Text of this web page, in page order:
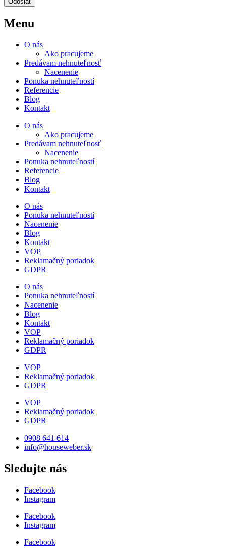
Menu
O nás
Ako pracujeme
Predávam nehnuteľnosť
Nacenenie
Ponuka nehnuteľností
Referencie
Blog
Kontakt
O nás
Ako pracujeme
Predávam nehnuteľnosť
Nacenenie
Ponuka nehnuteľností
Referencie
Blog
Kontakt
O nás
Ponuka nehnuteľností
Nacenenie
Blog
Kontakt
VOP
Reklamačný poriadok
GDPR
O nás
Ponuka nehnuteľností
Nacenenie
Blog
Kontakt
VOP
Reklamačný poriadok
GDPR
VOP
Reklamačný poriadok
GDPR
VOP
Reklamačný poriadok
GDPR
0908 641 614
info@houseweber.sk
Sledujte nás
Facebook
Instagram
Facebook
Instagram
Facebook